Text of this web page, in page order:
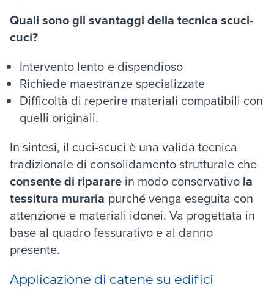
Quali sono gli svantaggi della tecnica scuci-
cuci?
Intervento lento e dispendioso
Richiede maestranze specializzate
Difficoltà di reperire materiali compatibili con
quelli originali.
In sintesi, il cuci-scuci è una valida tecnica
tradizionale di consolidamento strutturale che
consente di ripararein modo conservativo la
tessitura muraria purché venga eseguita con
attenzione e materiali idonei. Va progettata in
base al quadro fessurativo e al danno
presente.
Applicazione di catene su edifici